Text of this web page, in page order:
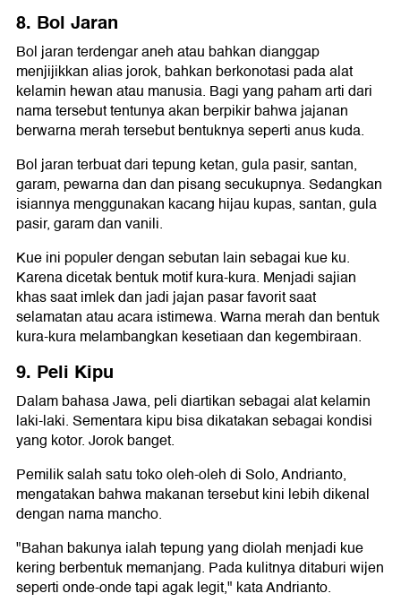
8. Bol Jaran
Bol jaran terdengar aneh atau bahkan dianggap
menjijikkan alias jorok, bahkan berkonotasi pada alat
kelamin hewan atau manusia. Bagi yang paham arti dari
nama tersebut tentunya akan berpikir bahwa jajanan
berwarna merah tersebut bentuknya seperti anus kuda.
Bol jaran terbuat dari tepung ketan, gula pasir, santan,
garam, pewarna dan dan pisang secukupnya. Sedangkan
isiannya menggunakan kacang hijau kupas, santan, gula
pasir, garam dan vanili.
Kue ini populer dengan sebutan lain sebagai kue ku.
Karena dicetak bentuk motif kura-kura. Menjadi sajian
khas saat imlek dan jadi jajan pasar favorit saat
selamatan atau acara istimewa. Warna merah dan bentuk
kura-kura melambangkan kesetiaan dan kegembiraan.
9. Peli Kipu
Dalam bahasa Jawa, peli diartikan sebagai alat kelamin
laki-laki. Sementara kipu bisa dikatakan sebagai kondisi
yang kotor. Jorok banget.
Pemilik salah satu toko oleh-oleh di Solo, Andrianto,
mengatakan bahwa makanan tersebut kini lebih dikenal
dengan nama mancho.
"Bahan bakunya ialah tepung yang diolah menjadi kue
kering berbentuk memanjang. Pada kulitnya ditaburi wijen
seperti onde-onde tapi agak legit," kata Andrianto.